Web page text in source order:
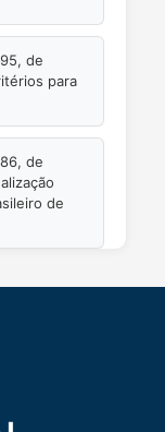
de
para
de
de